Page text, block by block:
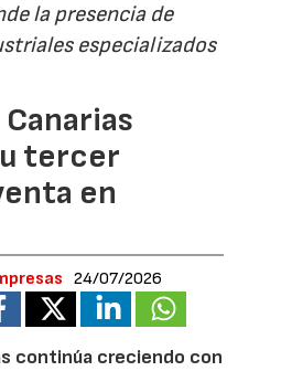
la presencia de
especializados
tercer
en
24/07/2026
continúa creciendo con